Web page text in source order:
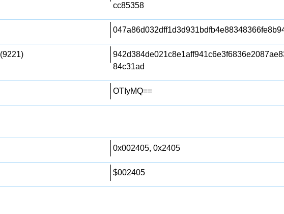
cc85358
84c31ad
OTIyMQ==
0x002405, 0x2405
$002405